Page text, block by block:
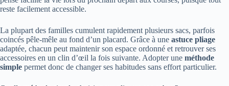
reste facilement accessible.
La plupart des familles cumulent rapidement plusieurs sacs, parfois
coincés pêle-mêle au fond d’un placard. Grâce à une astuce pliage
adaptée, chacun peut maintenir son espace ordonné et retrouver ses
accessoires en un clin d’œil la fois suivante. Adopter une méthode
simple permet donc de changer ses habitudes sans effort particulier.